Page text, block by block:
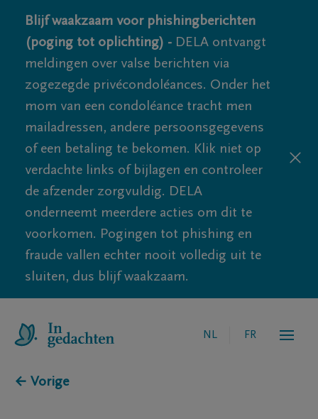
Blijf waakzaam voor phishingberichten
(poging tot oplichting) - DELA ontvangt
meldingen over valse berichten via
zogezegde privécondoléances. Onder het
mom van een condoléance tracht men
mailadressen, andere persoonsgegevens
of een betaling te bekomen. Klik niet op
verdachte links of bijlagen en controleer
de afzender zorgvuldig. DELA
onderneemt meerdere acties om dit te
voorkomen. Pogingen tot phishing en
fraude vallen echter nooit volledig uit te
sluiten, dus blijf waakzaam.
NL FR
← Vorige